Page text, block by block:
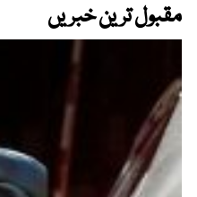
مقبول ترین خبریں